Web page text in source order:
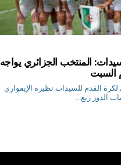
المنتخب الجزائري يواجه
السبت
القدم للسيدات نظيره الإيفواري
الدور ربع...